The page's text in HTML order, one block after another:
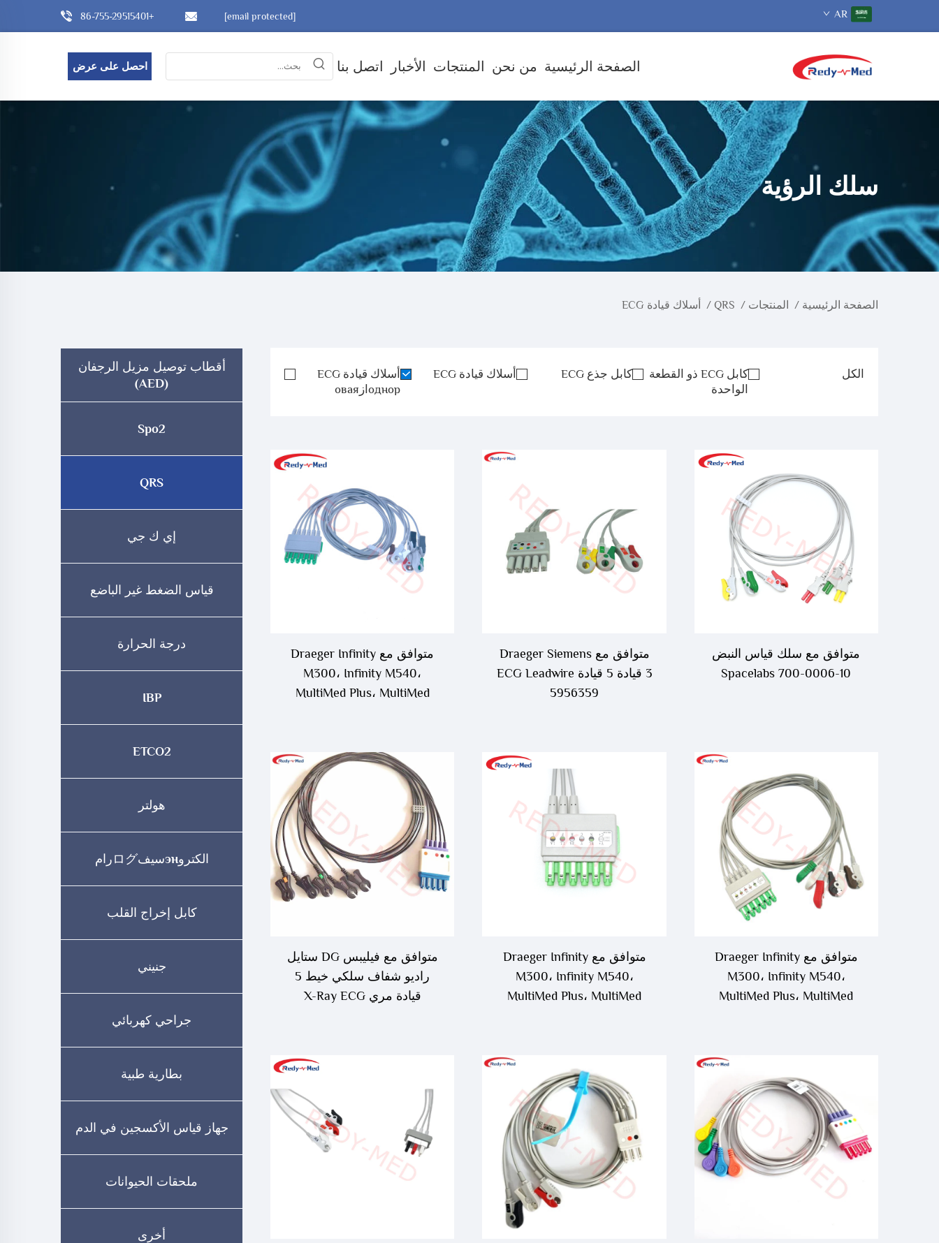
+86-755-29515401 [email protected] AR
الصفحة الرئيسية من نحن المنتجات الأخبار اتصل بنا احصل على عرض
سلك الرؤية
الصفحة الرئيسية / المنتجات /
QRS
/ أسلاك قيادة ECG
أقطاب توصيل مزيل الرجفان
(AED)
Spo2
QRS
إي ك جي
قياس الضغط غير الباضع
درجة الحرارة
IBP
ETCO2
هولتر
الكتروэнسيفログرام
كابل إخراج القلب
جنيني
جراحي كهربائي
بطارية طبية
جهاز قياس الأكسجين في الدم
ملحقات الحيوانات
أخرى
الكل
كابل ECG ذو القطعة
الواحدة
كابل جذع ECG أسلاك قيادة ECG
أسلاك قيادة ECG
однорازовая
متوافق مع سلك قياس النبض
Spacelabs 700-0006-10
متوافق مع Draeger Siemens
3 قيادة 5 قيادة ECG Leadwire
5956359
متوافق مع Draeger Infinity
M300، Infinity M540،
MultiMed Plus، MultiMed
متوافق مع Draeger Infinity
M300، Infinity M540،
MultiMed Plus، MultiMed
متوافق مع Draeger Infinity
M300، Infinity M540،
MultiMed Plus، MultiMed
متوافق مع فيليبس DG ستايل
راديو شفاف سلكي خيط 5
قيادة مري X-Ray ECG